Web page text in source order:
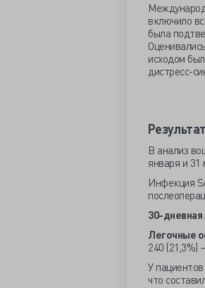
включило
была
исходом
дистресс-
В анализ
января и 31
Инфекция
30-
Легочные
240
У
что